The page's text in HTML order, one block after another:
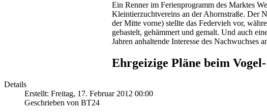
Ein Renner im Ferienprogramm des Marktes
Kleintierzuchtvereins an der Ahornstraße. Der
der Mitte vorne) stellte das Federvieh vor,
gebastelt, gehämmert und gemalt. Und auch
Jahren anhaltende Interesse des
Ehrgeizige Pläne beim
Details
Erstellt: Freitag, 17. Februar 2012 00:00
Geschrieben von BT24